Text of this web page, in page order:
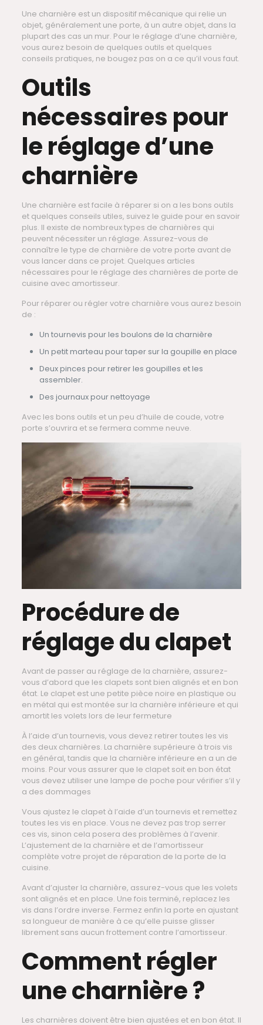
Une charnière est un dispositif mécanique qui relie un
objet, généralement une porte, à un autre objet, dans la
plupart des cas un mur. Pour le réglage d’une charnière,
vous aurez besoin de quelques outils et quelques
conseils pratiques, ne bougez pas on a ce qu’il vous faut.
Outils
nécessaires pour
le réglage d’une
charnière
Une charnière est facile à réparer si on a les bons outils
et quelques conseils utiles, suivez le guide pour en savoir
plus. Il existe de nombreux types de charnières qui
peuvent nécessiter un réglage. Assurez-vous de
connaître le type de charnière de votre porte avant de
vous lancer dans ce projet. Quelques articles
nécessaires pour le réglage des charnières de porte de
cuisine avec amortisseur.
Pour réparer ou régler votre charnière vous aurez besoin
de :
Un tournevis pour les boulons de la charnière
Un petit marteau pour taper sur la goupille en place
Deux pinces pour retirer les goupilles et les
assembler.
Des journaux pour nettoyage
Avec les bons outils et un peu d’huile de coude, votre
porte s’ouvrira et se fermera comme neuve.
Procédure de
réglage du clapet
Avant de passer au réglage de la charnière, assurez-
vous d’abord que les clapets sont bien alignés et en bon
état. Le clapet est une petite pièce noire en plastique ou
en métal qui est montée sur la charnière inférieure et qui
amortit les volets lors de leur fermeture
À l’aide d’un tournevis, vous devez retirer toutes les vis
des deux charnières. La charnière supérieure à trois vis
en général, tandis que la charnière inférieure en a un de
moins. Pour vous assurer que le clapet soit en bon état
vous devez utiliser une lampe de poche pour vérifier s’il y
a des dommages
Vous ajustez le clapet à l’aide d’un tournevis et remettez
toutes les vis en place. Vous ne devez pas trop serrer
ces vis, sinon cela posera des problèmes à l’avenir.
L’ajustement de la charnière et de l’amortisseur
complète votre projet de réparation de la porte de la
cuisine.
Avant d’ajuster la charnière, assurez-vous que les volets
sont alignés et en place. Une fois terminé, replacez les
vis dans l’ordre inverse. Fermez enfin la porte en ajustant
sa longueur de manière à ce qu’elle puisse glisser
librement sans aucun frottement contre l’amortisseur.
Comment régler
une charnière ?
Les charnières doivent être bien ajustées et en bon état. Il